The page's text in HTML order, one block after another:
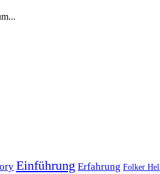
Einführung Erfahrung Folker